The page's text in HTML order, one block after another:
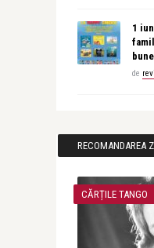
1
de
RECOMANDAREA
CĂRȚILE TANGO